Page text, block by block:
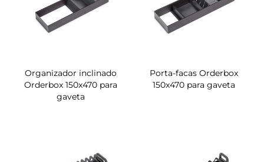
Organizador inclinado
Orderbox 150x470 para
gaveta
Porta-facas Orderbox
150x470 para gaveta